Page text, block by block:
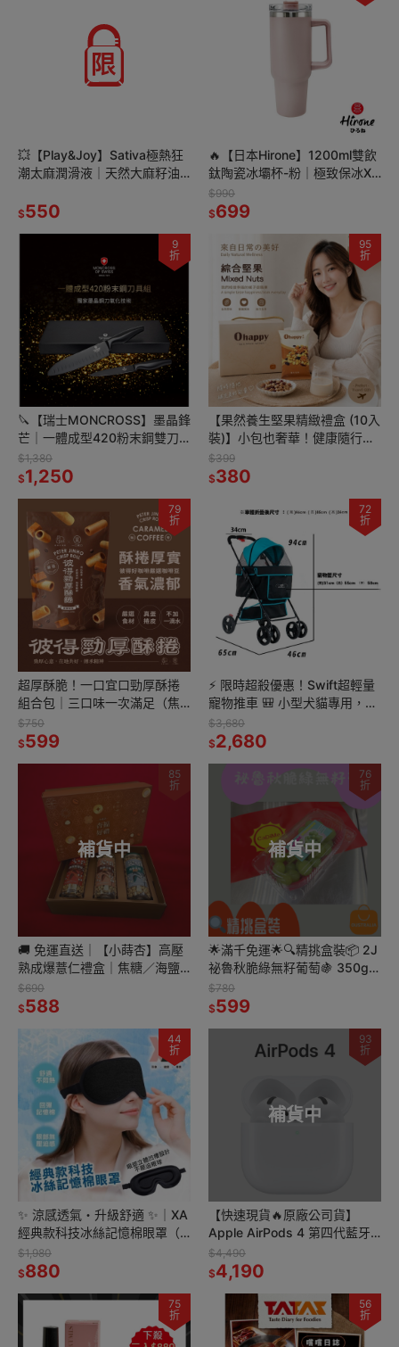
💥【Play&Joy】Sativa極熱狂
潮太麻潤滑液｜天然大麻籽油
100ml/150ml
$550
🔥【日本Hirone】1200ml雙飲
鈦陶瓷冰壩杯-粉｜極致保冰X
雙飲設計✨
$990
$699
9
折
🔪【瑞士MONCROSS】墨晶鋒
芒｜一體成型420粉末鋼雙刀
組（三德刀+萬用刀）
$1,380
$1,250
95
折
【果然養生堅果精緻禮盒 (10入
裝)】小包也奢華！健康隨行｜
三種堅果＋蔓越莓 (30g×10包)
$399
$380
79
折
超厚酥脆！一口宜口勁厚酥捲
組合包｜三口味一次滿足（焦
糖咖啡／焦糖牛奶／椒麻）｜
品牌聯名 × 放牧雞蛋 × 古法手
$750
$599
72
折
⚡ 限時超殺優惠！Swift超輕量
寵物推車 🎒 小型犬貓專用，輕
盈舒適，快搶！
$3,680
$2,680
補貨中
85
折
🚚 免運直送｜【小蒔杏】高壓
熟成爆薏仁禮盒｜焦糖／海鹽
焦糖／香醇牛奶 口味隨機出貨
🎁
$690
$588
補貨中
76
折
🌟滿千免運🌟🔍精挑盒裝📦 2J
祕魯秋脆綠無籽葡萄🍇 350g
✅ 3盒 ✅8盒 任選組合
$780
$599
44
折
✨ 涼感透氣・升級舒適 ✨｜XA
經典款科技冰絲記憶棉眼罩（2
入組）❄️💤
$1,980
$880
補貨中
93
折
【快速現貨🔥原廠公司貨】
Apple AirPods 4 第四代藍牙
無線耳機🎧空間音訊 無線充電
$4,490
$4,190
75
折
56
折